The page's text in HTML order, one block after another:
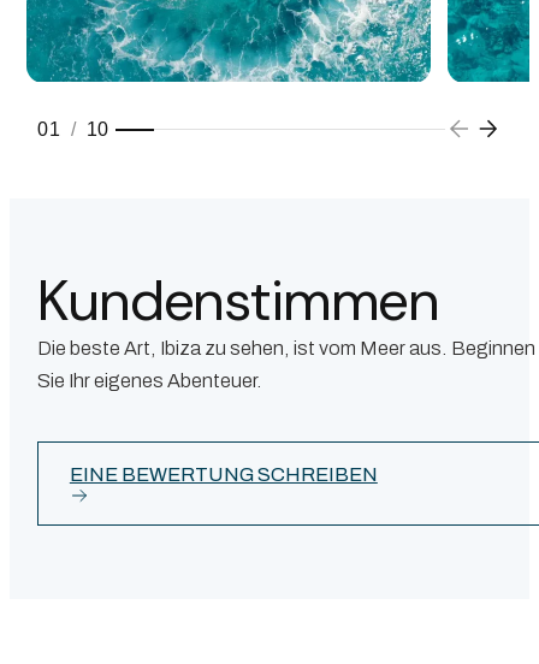
01 / 10
Kundenstimmen
Die beste Art, Ibiza zu sehen, ist vom Meer aus. Beginnen
Sie Ihr eigenes Abenteuer.
EINE BEWERTUNG SCHREIBEN